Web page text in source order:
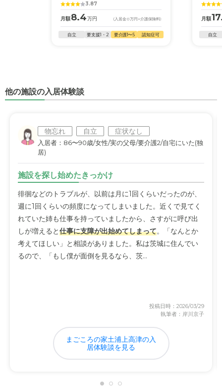
3.87
月額8.4万円 (入居金0万円 +介護保険料)
自立 要支援1・2 要介護1〜5 認知症可
月額
自立
他の施設の入居体験談
物忘れ 自立 症状なし
入居者：86〜90歳/女性/実の父母/要介護2/自宅にいた(独
居)
施設を探し始めたきっかけ
徘徊などのトラブルが、以前は月に1回くらいだったのが、
週に1回くらいの頻度になってしまいました。近くで見てく
れていた姉も仕事を持っていましたから、さすがに呼び出
しが増えると仕事に支障が出始めてしまって。「なんとか
考えてほしい」と相談がありました。私は茨城に住んでい
るので、「もし僕が面倒を見るなら、茨...
投稿日時：2026/03/29
執筆者：岸川京子
まごころの家土浦上高津の入
居体験談を見る